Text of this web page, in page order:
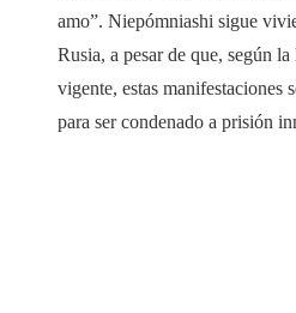
amo”. Niepómniashi sigue
Rusia, a pesar de que, según
vigente, estas manifestaciones
para ser condenado a prisión